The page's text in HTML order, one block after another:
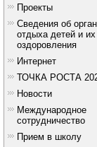
Проекты
Сведения об
отдыха детей и их
оздоровления
Интернет
ТОЧКА РОСТА
Новости
Международное
сотрудничество
Прием в школу